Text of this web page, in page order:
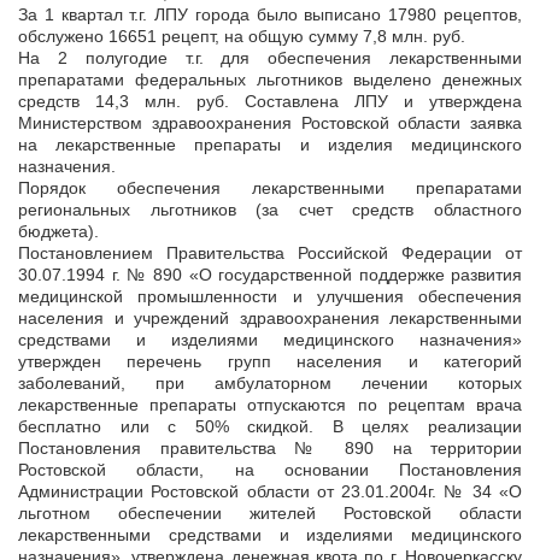
За 1 квартал т.г. ЛПУ города было выписано 17980 рецептов,
обслужено 16651 рецепт, на общую сумму 7,8 млн. руб.
На 2 полугодие т.г. для обеспечения лекарственными
препаратами федеральных льготников выделено денежных
средств 14,3 млн. руб. Составлена ЛПУ и утверждена
Министерством здравоохранения Ростовской области заявка
на лекарственные препараты и изделия медицинского
назначения.
Порядок обеспечения лекарственными препаратами
региональных льготников (за счет средств областного
бюджета).
Постановлением Правительства Российской Федерации от
30.07.1994 г. № 890 «О государственной поддержке развития
медицинской промышленности и улучшения обеспечения
населения и учреждений здравоохранения лекарственными
средствами и изделиями медицинского назначения»
утвержден перечень групп населения и категорий
заболеваний, при амбулаторном лечении которых
лекарственные препараты отпускаются по рецептам врача
бесплатно или с 50% скидкой. В целях реализации
Постановления правительства № 890 на территории
Ростовской области, на основании Постановления
Администрации Ростовской области от 23.01.2004г. № 34 «О
льготном обеспечении жителей Ростовской области
лекарственными средствами и изделиями медицинского